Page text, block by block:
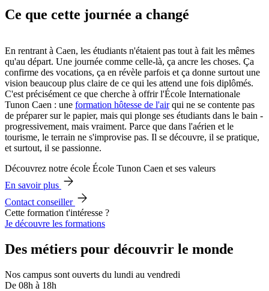
Ce que cette journée a changé
En rentrant à Caen, les étudiants n'étaient pas tout à fait les mêmes
qu'au départ. Une journée comme celle-là, ça ancre les choses. Ça
confirme des vocations, ça en révèle parfois et ça donne surtout une
vision beaucoup plus claire de ce qui les attend une fois diplômés.
C'est précisément ce que cherche à offrir l'École Internationale
Tunon Caen : une formation hôtesse de l'airqui ne se contente pas
de préparer sur le papier, mais qui plonge ses étudiants dans le bain -
progressivement, mais vraiment. Parce que dans l'aérien et le
tourisme, le terrain ne s'improvise pas. Il se découvre, il se pratique,
et surtout, il se passionne.
Découvrez notre école École Tunon Caen et ses valeurs
En savoir plus
Contact conseiller
Cette formation t'intéresse ?
Je découvre les formations
Des métiers pour découvrir le monde
Nos campus sont ouverts du lundi au vendredi
De 08h à 18h